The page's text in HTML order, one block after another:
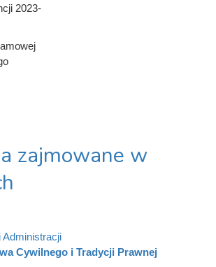
2023-
zajmowane w
Administracji
Cywilnego i Tradycji Prawnej